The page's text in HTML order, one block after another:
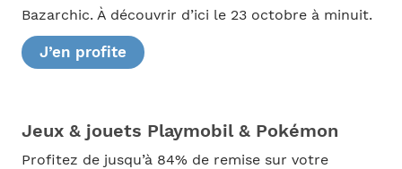
Bazarchic. À découvrir d’ici le 23 octobre à minuit.
J’en profite
Jeux & jouets Playmobil & Pokémon
Profitez de jusqu’à 84% de remise sur votre